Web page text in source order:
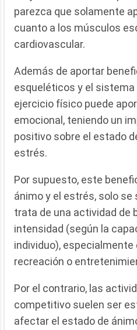
parezca que solamente
cuanto a los músculos
cardiovascular.
Además de aportar
esqueléticos y el sistema
ejercicio físico puede
emocional, teniendo un
positivo sobre el estado
estrés.
Por supuesto, este
ánimo y el estrés, solo se
trata de una actividad de
intensidad (según la
individuo), especialmente
recreación o
Por el contrario, las
competitivo suelen ser
afectar el estado de